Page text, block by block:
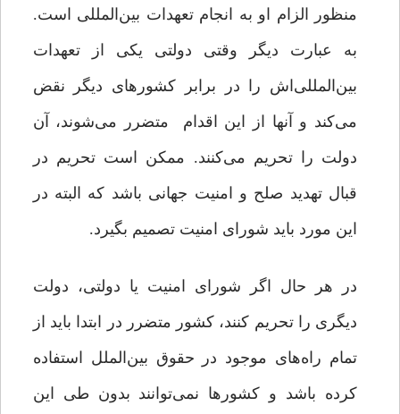
منظور الزام او به انجام تعهدات بین‌المللی‌ است.
به عبارت دیگر وقتی دولتی یکی از تعهدات
بین‌المللی‌اش را در برابر کشورهای دیگر نقض
می‌کند و آنها از این اقدام متضرر ‌می‌شوند، آن
دولت را تحریم می‌کنند. ممکن است تحریم در
قبال تهدید صلح و امنیت جهانی باشد که البته در
این مورد باید شورای امنیت تصمیم بگیرد.
در هر حال اگر شورای امنیت یا دولتی، دولت
دیگری را تحریم کنند، کشور متضرر در ابتدا باید از
تمام راه‌های موجود در حقوق بین‌الملل استفاده
کرده باشد و کشورها نمی‌توانند بدون طی این